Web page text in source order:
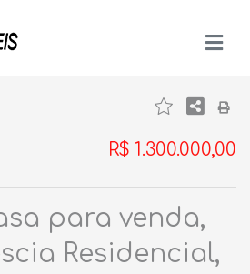
R$ 1.300.000,00
para venda,
Residencial,